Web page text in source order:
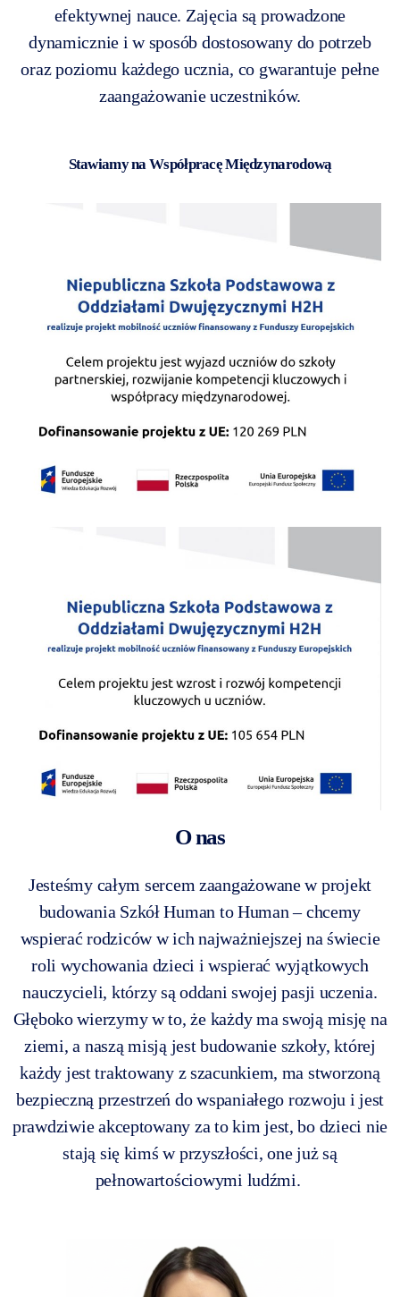
efektywnej nauce. Zajęcia są prowadzone
dynamicznie i w sposób dostosowany do potrzeb
oraz poziomu każdego ucznia, co gwarantuje pełne
zaangażowanie uczestników.
Stawiamy na Współpracę Międzynarodową
O nas
Jesteśmy całym sercem zaangażowane w projekt
budowania Szkół Human to Human – chcemy
wspierać rodziców w ich najważniejszej na świecie
roli wychowania dzieci i wspierać wyjątkowych
nauczycieli, którzy są oddani swojej pasji uczenia.
Głęboko wierzymy w to, że każdy ma swoją misję na
ziemi, a naszą misją jest budowanie szkoły, której
każdy jest traktowany z szacunkiem, ma stworzoną
bezpieczną przestrzeń do wspaniałego rozwoju i jest
prawdziwie akceptowany za to kim jest, bo dzieci nie
stają się kimś w przyszłości, one już są
pełnowartościowymi ludźmi.